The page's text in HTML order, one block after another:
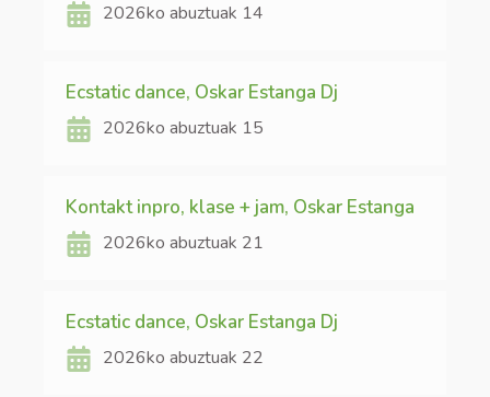
2026ko abuztuak 14
Ecstatic dance, Oskar Estanga Dj
2026ko abuztuak 15
Kontakt inpro, klase + jam, Oskar Estanga
2026ko abuztuak 21
Ecstatic dance, Oskar Estanga Dj
2026ko abuztuak 22